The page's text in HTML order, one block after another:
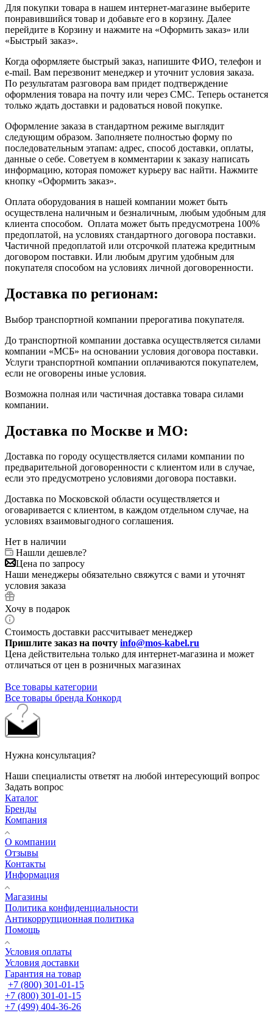
Для покупки товара в нашем интернет-магазине выберите
понравившийся товар и добавьте его в корзину. Далее
перейдите в Корзину и нажмите на «Оформить заказ» или
«Быстрый заказ».
Когда оформляете быстрый заказ, напишите ФИО, телефон и
e-mail. Вам перезвонит менеджер и уточнит условия заказа.
По результатам разговора вам придет подтверждение
оформления товара на почту или через СМС. Теперь останется
только ждать доставки и радоваться новой покупке.
Оформление заказа в стандартном режиме выглядит
следующим образом. Заполняете полностью форму по
последовательным этапам: адрес, способ доставки, оплаты,
данные о себе. Советуем в комментарии к заказу написать
информацию, которая поможет курьеру вас найти. Нажмите
кнопку «Оформить заказ».
Оплата оборудования в нашей компании может быть
осуществлена наличным и безналичным, любым удобным для
клиента способом. Оплата может быть предусмотрена 100%
предоплатой, на условиях стандартного договора поставки.
Частичной предоплатой или отсрочкой платежа кредитным
договором поставки. Или любым другим удобным для
покупателя способом на условиях личной договоренности.
Доставка по регионам:
Выбор транспортной компании прерогатива покупателя.
До транспортной компании доставка осуществляется силами
компании «МСБ» на основании условия договора поставки.
Услуги транспортной компании оплачиваются покупателем,
если не оговорены иные условия.
Возможна полная или частичная доставка товара силами
компании.
Доставка по Москве и МО:
Доставка по городу осуществляется силами компании по
предварительной договоренности с клиентом или в случае,
если это предусмотрено условиями договора поставки.
Доставка по Московской области осуществляется и
оговаривается с клиентом, в каждом отдельном случае, на
условиях взаимовыгодного соглашения.
Нет в наличии
Нашли дешевле?
Цена по запросу
Наши менеджеры обязательно свяжутся с вами и уточнят
условия заказа
Хочу в подарок
Стоимость доставки рассчитывает менеджер
Пришлите заказ на почту info@mos-kabel.ru
Цена действительна только для интернет-магазина и может
отличаться от цен в розничных магазинах
Все товары категории
Все товары бренда Конкорд
Нужна консультация?
Наши специалисты ответят на любой интересующий вопрос
Задать вопрос
Каталог
Бренды
Компания
О компании
Отзывы
Контакты
Информация
Магазины
Политика конфиденциальности
Антикоррупционная политика
Помощь
Условия оплаты
Условия доставки
Гарантия на товар
+7 (800) 301-01-15
+7 (800) 301-01-15
+7 (499) 404-36-26